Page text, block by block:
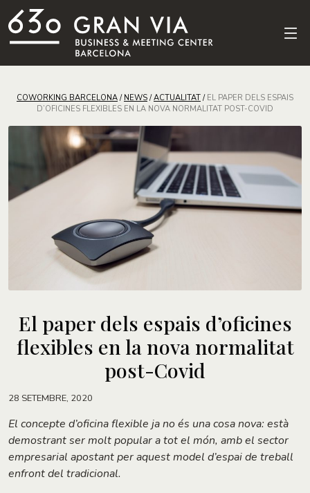
COWORKING BARCELONA / NEWS /ACTUALITAT / EL PAPER DELS ESPAIS
D’OFICINES FLEXIBLES EN LA NOVA NORMALITAT POST-COVID
El paper dels espais d’oficines
flexibles en la nova normalitat
post-Covid
28 SETEMBRE, 2020
El concepte d’oficina flexible ja no és una cosa nova: està
demostrant ser molt popular a tot el món, amb el sector
empresarial apostant per aquest model d’espai de treball
enfront del tradicional.